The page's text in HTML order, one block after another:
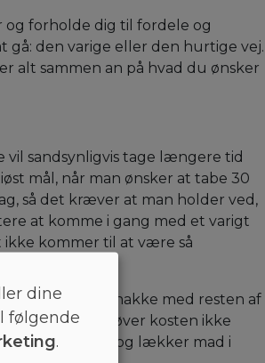
forholde dig til fordele og
den varige eller den hurtige vej.
alt sammen an på hvad du ønsker
sandsynligvis tage længere tid
mål, når man ønsker at tabe 30
så det kræver at man holder ved,
at komme i gang med et varigt
kommer til at være så
god ide at snakke med resten af
Heldigvis behøver kosten ikke
til sund og lækker mad i
dine
følgende
.